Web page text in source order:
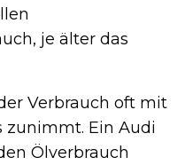
je älter das
Verbrauch oft mit
zunimmt. Ein Audi
Ölverbrauch